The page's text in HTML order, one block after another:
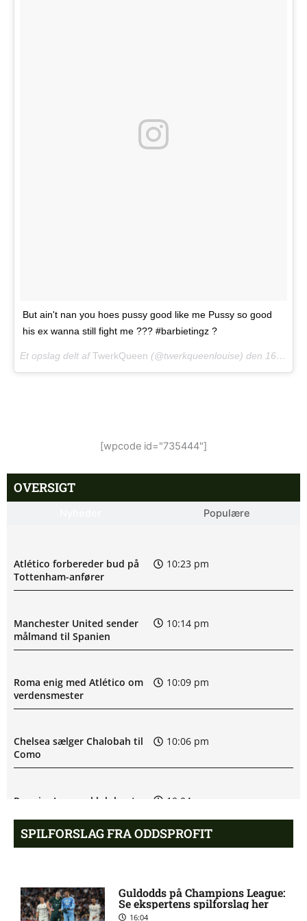
But ain't nan you hoes pussy good like me Pussy so good
his ex wanna still fight me ??? #barbietingz ?
Et opslag delt afTwerkQueen (@twerkqueenlouise) den 16. Apr, 2018 kl. 11.07 PDT
[wpcode id="735444"]
OVERSIGT
Populære
Atlético forbereder bud på
Tottenham-anfører
10:23 pm
Manchester United sender
målmand til Spanien
10:14 pm
Roma enig med Atlético om
verdensmester
10:09 pm
Chelsea sælger Chalobah til
Como
10:06 pm
Premier League-klub henter
10:04 pm
SPILFORSLAG FRA ODDSPROFIT
Guldodds på Champions League:
Se ekspertens spilforslag her
16:04